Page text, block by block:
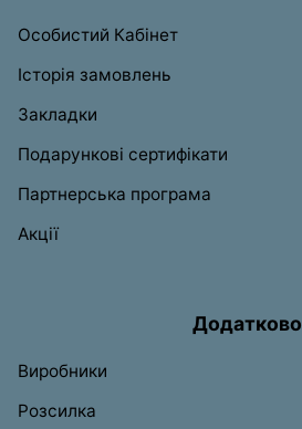
Особистий Кабінет
Історія замовлень
Закладки
Подарункові сертифікати
Партнерська програма
Акції
Додатково
Виробники
Розсилка